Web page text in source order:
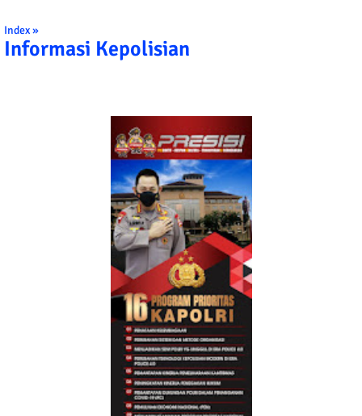
Index »
Informasi Kepolisian